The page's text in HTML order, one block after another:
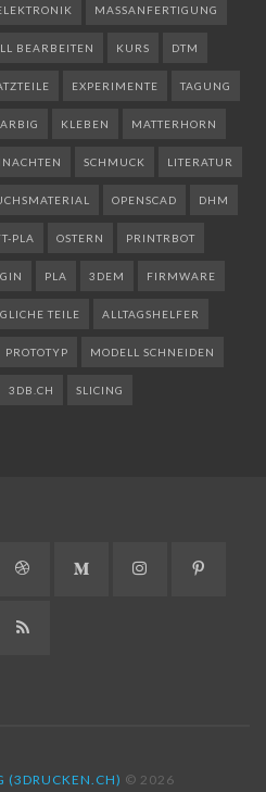
MASSANFERTIGUNG
BEARBEITEN KURS DTM
EXPERIMENTE TAGUNG
KLEBEN MATTERHORN
SCHMUCK LITERATUR
OPENSCAD DHM
PLA OSTERN PRINTRBOT
PLA 3DEM FIRMWARE
TEILE ALLTAGSHELFER
PROTOTYP MODELL SCHNEIDEN
3DB.CH SLICING
DribbbleMedium Instagram
RSS
(3DRUCKEN.CH) © 2026